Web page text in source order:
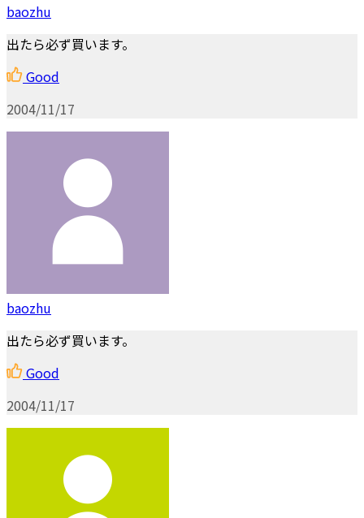
baozhu
出たら必ず買います。
Good
2004/11/17
baozhu
出たら必ず買います。
Good
2004/11/17